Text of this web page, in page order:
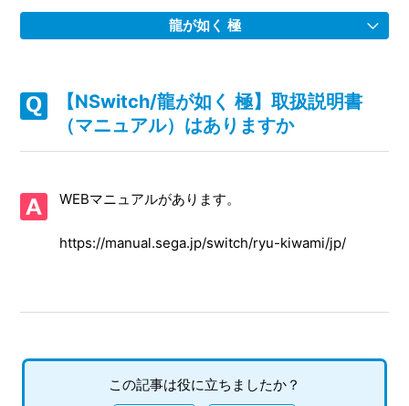
龍が如く 極
ますか
【NSwitch/龍が如く 極】プレイ動画やゲーム画面写真を、
【NSwitch/龍が如く 極】「キャプチャーボタン」のスクリ
ーンショット撮影や、「キャプチャーボタン」長押しの動画
撮影機能に対応していますか
【NSwitch/龍が如く 極】取扱説明書
（マニュアル）はありますか
WEBマニュアルがあります。
https://manual.sega.jp/switch/ryu-kiwami/jp/
この記事は役に立ちましたか？